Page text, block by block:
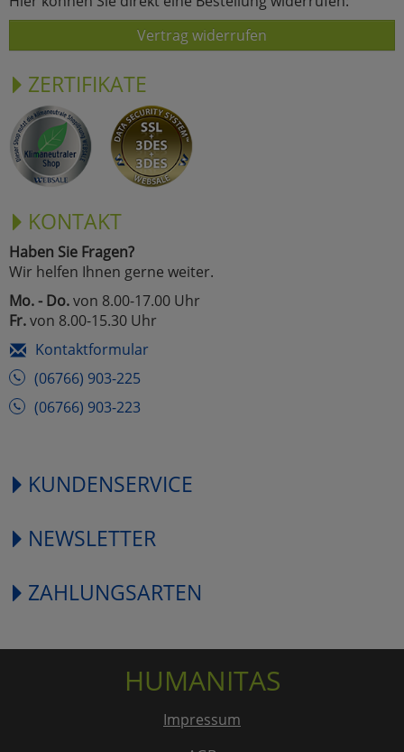
Vertrag widerrufen
ZERTIFIKATE
KONTAKT
Haben Sie Fragen?
Wir helfen Ihnen gerne weiter.
Mo. - Do.von 8.00-17.00 Uhr
Fr.von 8.00-15.30 Uhr
Kontaktformular
(06766) 903-225
(06766) 903-223
KUNDENSERVICE
NEWSLETTER
ZAHLUNGSARTEN
HUMANITAS
Impressum